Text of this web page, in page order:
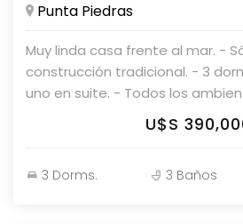
Punta Piedras
Muy linda casa frente al mar. -
construcción tradicional. - 3
uno en suite. - Todos los
Planta alta: gran living comedor
baño social y amplio deck. -
parte en planta baja. - Piscina. -
U$S
3 Dorms. 3 Baños